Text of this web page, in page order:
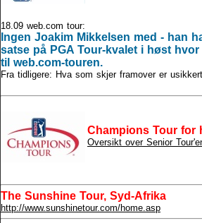
18.09 web.com tour:
Ingen Joakim Mikkelsen med - han
satse på PGA Tour-kvalet i høst
til web.com-touren.
Fra tidligere: Hva som skjer framover er
Champions Tour for
Oversikt over Senior
The Sunshine Tour, Syd-Afrika
http://www.sunshinetour.com/home.asp